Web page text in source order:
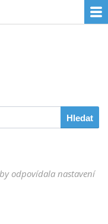
odpovídala nastavení